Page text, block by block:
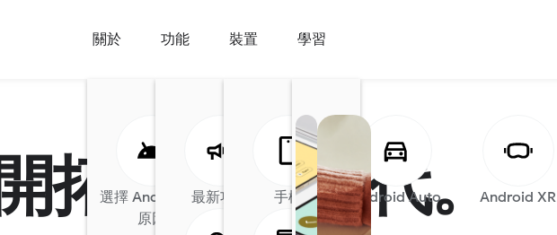
關於
選擇 Android 的
原因
Android 的 AI 功
Android Auto Android XR
功能
最新功能
裝置
手機
學習
開拓新手機時代。